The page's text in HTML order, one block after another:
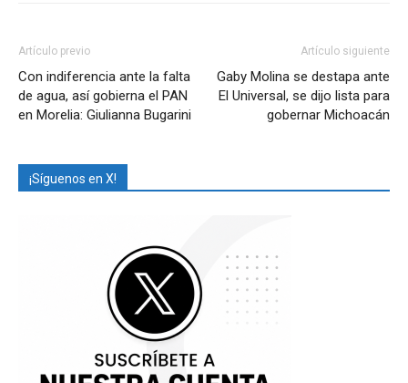
Artículo previo
Con indiferencia ante la falta
de agua, así gobierna el PAN
en Morelia: Giulianna Bugarini
Artículo siguiente
Gaby Molina se destapa ante
El Universal, se dijo lista para
gobernar Michoacán
¡Síguenos en X!